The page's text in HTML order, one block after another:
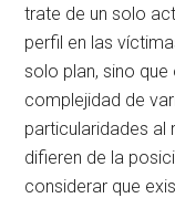
trate de un solo
perfil en las
solo plan, sino
complejidad de
particularidades al
difieren de la
considerar que